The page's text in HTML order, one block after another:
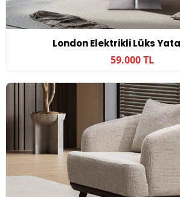
London Elektrikli Lüks
59.000 TL